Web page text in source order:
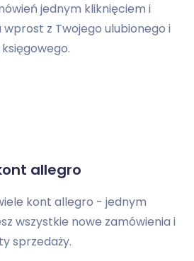
jednym kliknięciem i
wprost z Twojego ulubionego i
allegro
kont allegro - jednym
wszystkie nowe zamówienia i
sprzedaży.